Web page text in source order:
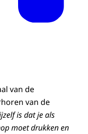
van de
van de
is dat je als
moet drukken en